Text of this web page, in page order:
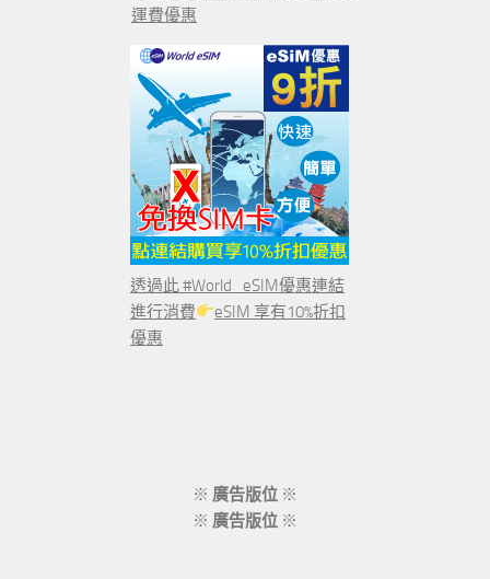
運費優惠
透過此 #World_eSIM優惠連結
進行消費
eSIM 享有10%折扣
優惠
※ 廣告版位 ※
※ 廣告版位 ※